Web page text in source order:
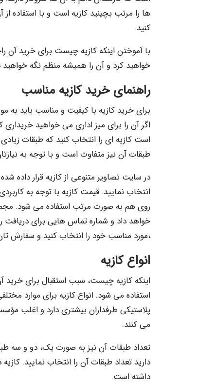
ها را مرتب بچینید کازیه است و با استفاده
کنید.
با آموختن اینکه کازیه چیست برای خرید آن
خواهید کرد و آن را همیشه منظم نگه
راهنمای خرید کازیه مناسب
برای خرید کازیه با کیفیت و مناسب باید به
اگر آن را برای میز اداری می خواهید خریداری
است کازیه ای را انتخاب کنید که طبقات
طبقات آن نیز متفاوت است و با توجه به
در سایت تصاویر متنوعی از کازیه قرار داده
انتخاب نمایید. قیمت کازیه با توجه به
روی هم به صورت مرتب استفاده می شود.
خواهد داد و شماره تماس هایی برای دریافت
،مورد مناسب خود را انتخاب کنید و سفارش
انواع کازیه
اینکه کازیه چیست، سبب استقبال برای خرید
استفاده می شود. انواع کازیه برای موارد
پلاستیکی طرفداران بیشتری دارد و اغلب
می کنند.
تعداد طبقات آن نیز به صورت یک، دو و سه
دارید تعداد طبقات آن را انتخاب نمایید.
داشته است.